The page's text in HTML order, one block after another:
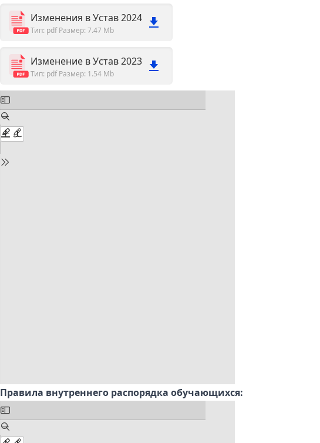
Изменения в Устав 2024
Тип: pdf Размер: 7.47 Mb
Изменение в Устав 2023
Тип: pdf Размер: 1.54 Mb
Правила внутреннего распорядка обучающихся: